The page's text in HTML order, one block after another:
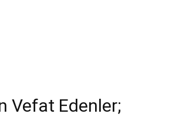
Vefat Edenler;